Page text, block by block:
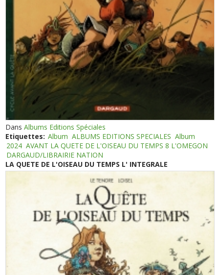
DansAlbums Editions Spéciales
Etiquettes: Album ALBUMS EDITIONS SPECIALES Album
2024 AVANT LA QUETE DE L'OISEAU DU TEMPS 8 L'OMEGON
DARGAUD/LIBRAIRIE NATION
LA QUETE DE L'OISEAU DU TEMPS L' INTEGRALE